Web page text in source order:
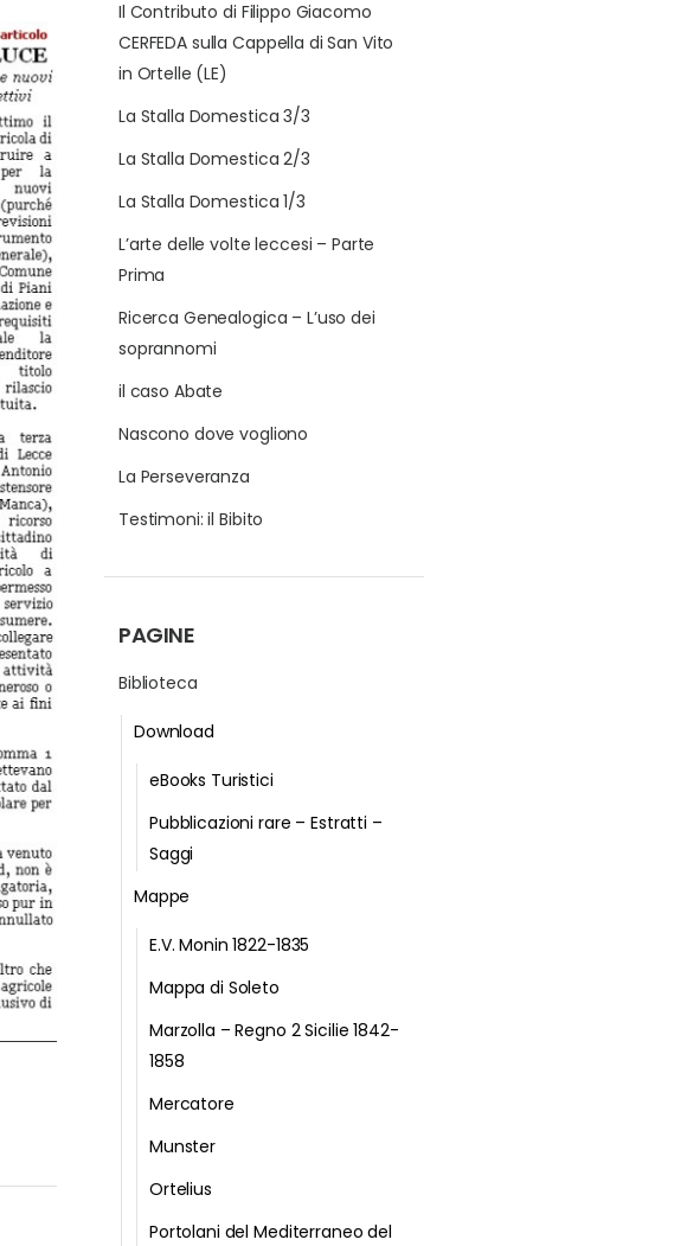
Il Contributo di Filippo Giacomo
CERFEDA sulla Cappella di San Vito
in Ortelle (LE)
La Stalla Domestica 3/3
La Stalla Domestica 2/3
La Stalla Domestica 1/3
L’arte delle volte leccesi – Parte
Prima
Ricerca Genealogica – L’uso dei
soprannomi
il caso Abate
Nascono dove vogliono
La Perseveranza
Testimoni: il Bibito
PAGINE
Biblioteca
Download
eBooks Turistici
Pubblicazioni rare – Estratti –
Saggi
Mappe
E.V. Monin 1822-1835
Mappa di Soleto
Marzolla – Regno 2 Sicilie 1842-
1858
Mercatore
Munster
Ortelius
Portolani del Mediterraneo del